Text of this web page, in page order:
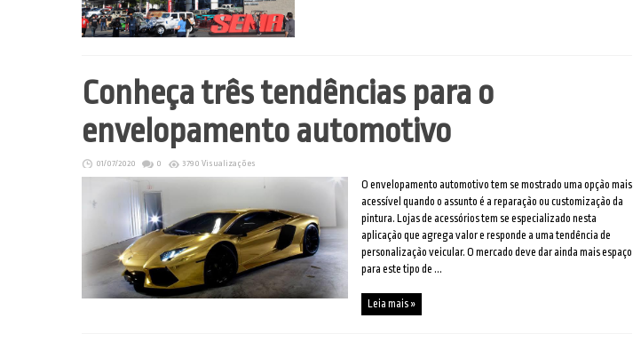
Conheça três tendências para o
envelopamento automotivo
01/07/2020 0 3790 Visualizações
O envelopamento automotivo tem se mostrado uma opção mais
acessível quando o assunto é a reparação ou customização da
pintura. Lojas de acessórios tem se especializado nesta
aplicação que agrega valor e responde a uma tendência de
personalização veicular. O mercado deve dar ainda mais espaço
para este tipo de ...
Leia mais »